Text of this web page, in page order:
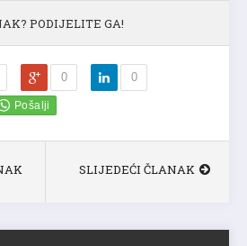
PODIJELITE GA!
0 0
SLIJEDEĆI ČLANAK